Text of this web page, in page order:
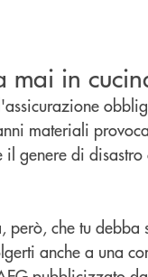
mai in
materiali
genere di
che tu
anche a una